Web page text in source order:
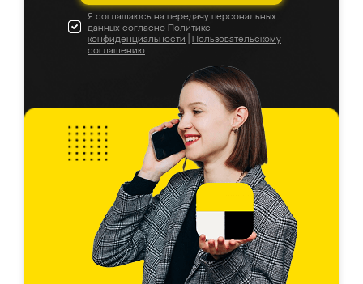
Я соглашаюсь на передачу персональных
данных согласно Политике
конфиденциальности
Пользовательскому
соглашению